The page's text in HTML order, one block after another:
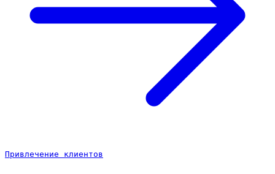
Привлечение клиентов